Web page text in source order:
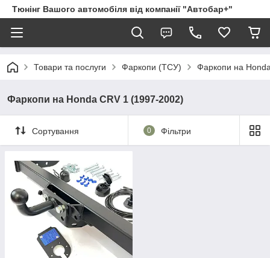
Тюнінг Вашого автомобіля від компанії "Автобар+"
Товари та послуги Фаркопи (ТСУ) Фаркопи на
Фаркопи на Honda CRV 1 (1997-2002)
Сортування 0 Фільтри